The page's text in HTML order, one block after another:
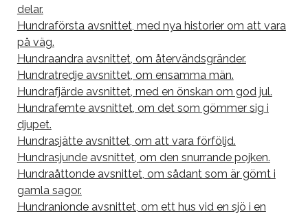
delar.
Hundraförsta avsnittet, med nya historier om att vara
på väg.
Hundraandra avsnittet, om återvändsgränder.
Hundratredje avsnittet, om ensamma män.
Hundrafjärde avsnittet, med en önskan om god jul.
Hundrafemte avsnittet, om det som gömmer sig i
djupet.
Hundrasjätte avsnittet, om att vara förföljd.
Hundrasjunde avsnittet, om den snurrande pojken.
Hundraåttonde avsnittet, om sådant som är gömt i
gamla sagor.
Hundranionde avsnittet, om ett hus vid en sjö i en